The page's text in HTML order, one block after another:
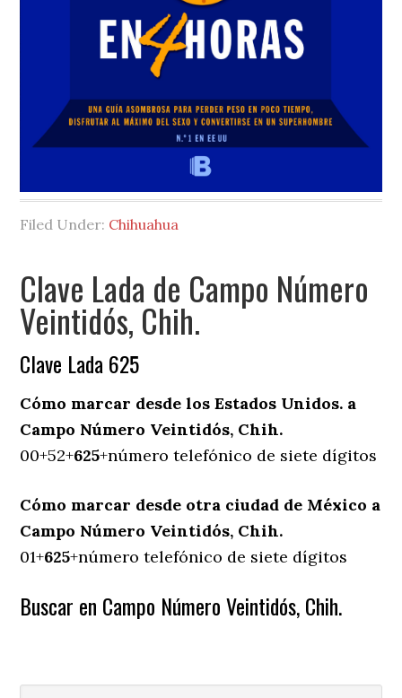
Filed Under: Chihuahua
Clave Lada de Campo Número
Veintidós, Chih.
Clave Lada 625
Cómo marcar desde los Estados Unidos. a
Campo Número Veintidós, Chih.
00+52+625+número telefónico de siete dígitos
Cómo marcar desde otra ciudad de México a
Campo Número Veintidós, Chih.
01+625+número telefónico de siete dígitos
Buscar en Campo Número Veintidós, Chih.